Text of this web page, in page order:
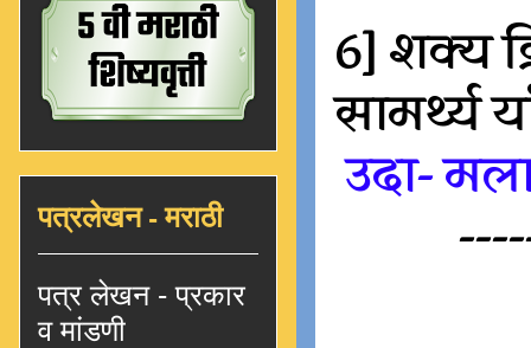
6] शक्य
सामर्थ्य
उदा-
पत्रलेखन - मराठी
पत्र लेखन - प्रकार
व मांडणी